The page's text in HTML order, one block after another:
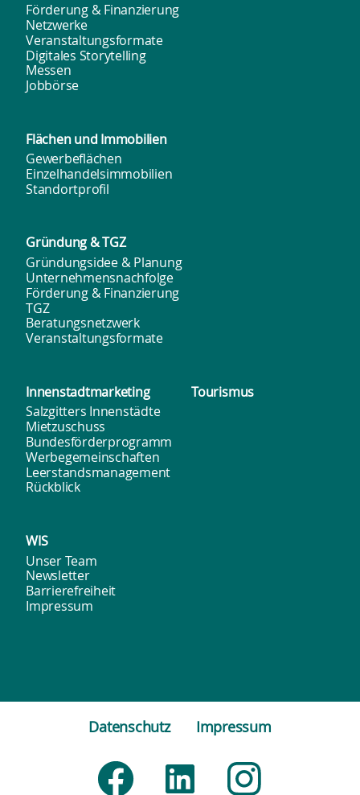
Förderung & Finanzierung
Netzwerke
Veranstaltungsformate
Digitales Storytelling
Messen
Jobbörse
Flächen undImmobilien
Gewerbeflächen
Einzelhandelsimmobilien
Standortprofil
Gründung & TGZ
Gründungsidee & Planung
Unternehmensnachfolge
Förderung & Finanzierung
TGZ
Beratungsnetzwerk
Veranstaltungsformate
Innenstadt­marketing
Salzgitters Innenstädte
Mietzuschuss
Bundesförderprogramm
Werbegemeinschaften
Leerstandsmanagement
Rückblick
Tourismus
WIS
Unser Team
Newsletter
Barrierefreiheit
Impressum
Datenschutz Impressum